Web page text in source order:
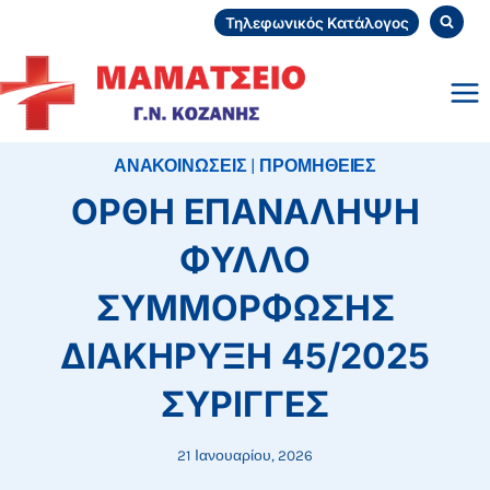
content
Τηλεφωνικός Κατάλογος
ΑΝΑΚΟΙΝΩΣΕΙΣ| ΠΡΟΜΗΘΕΙΕΣ
ΟΡΘΗ ΕΠΑΝΑΛΗΨΗ
ΦΥΛΛΟ
ΣΥΜΜΟΡΦΩΣΗΣ
ΔΙΑΚΗΡΥΞΗ 45/2025
ΣΥΡΙΓΓΕΣ
21 Ιανουαρίου, 2026